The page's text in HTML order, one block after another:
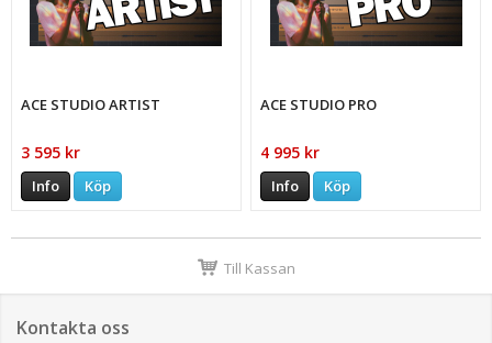
ACE STUDIO ARTIST
3 595 kr
Info Köp
ACE STUDIO PRO
4 995 kr
Info Köp
Till Kassan
Kontakta oss